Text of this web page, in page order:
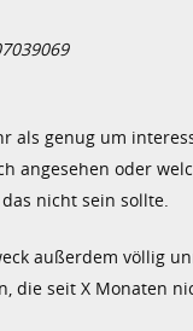
als genug um
angesehen oder
nicht sein sollte.
außerdem völlig
die seit X Monaten